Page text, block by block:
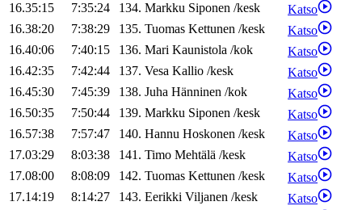
16.35:15
7:35:24 134. Markku Siponen /kesk
Katso
16.38:20
7:38:29 135. Tuomas Kettunen /kesk
Katso
16.40:06
7:40:15 136. Mari Kaunistola /kok
Katso
16.42:35
7:42:44 137. Vesa Kallio /kesk
Katso
16.45:30
7:45:39 138. Juha Hänninen /kok
Katso
16.50:35
7:50:44 139. Markku Siponen /kesk
Katso
16.57:38
7:57:47 140. Hannu Hoskonen /kesk
Katso
17.03:29
8:03:38 141. Timo Mehtälä /kesk
Katso
17.08:00
8:08:09 142. Tuomas Kettunen /kesk
Katso
17.14:19
8:14:27 143. Eerikki Viljanen /kesk
Katso